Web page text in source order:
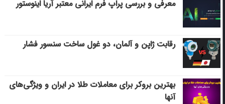
معرفی و بررسی پراپ فرم ایرانی معتبر آریا اینوستور
رقابت ژاپن و آلمان، دو غول ساخت سنسور فشار
بهترین بروکر برای معاملات طلا در ایران و ویژگی‌های
آنها